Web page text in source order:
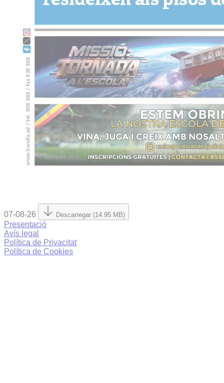
07-08-26 Descarregar (14.95 MB)
Presentació
Avís legal
Política de Privacitat
Política de Cookies